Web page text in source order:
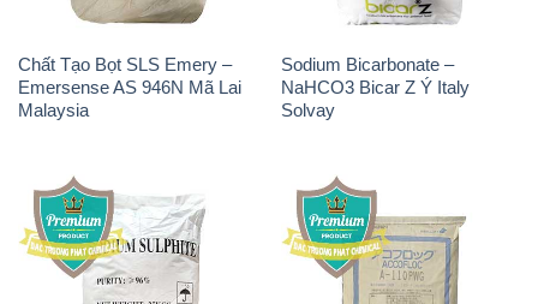
Chất Tạo Bọt SLS Emery –
Emersense AS 946N Mã Lai
Malaysia
Sodium Bicarbonate –
NaHCO3 Bicar Z Ý Italy
Solvay